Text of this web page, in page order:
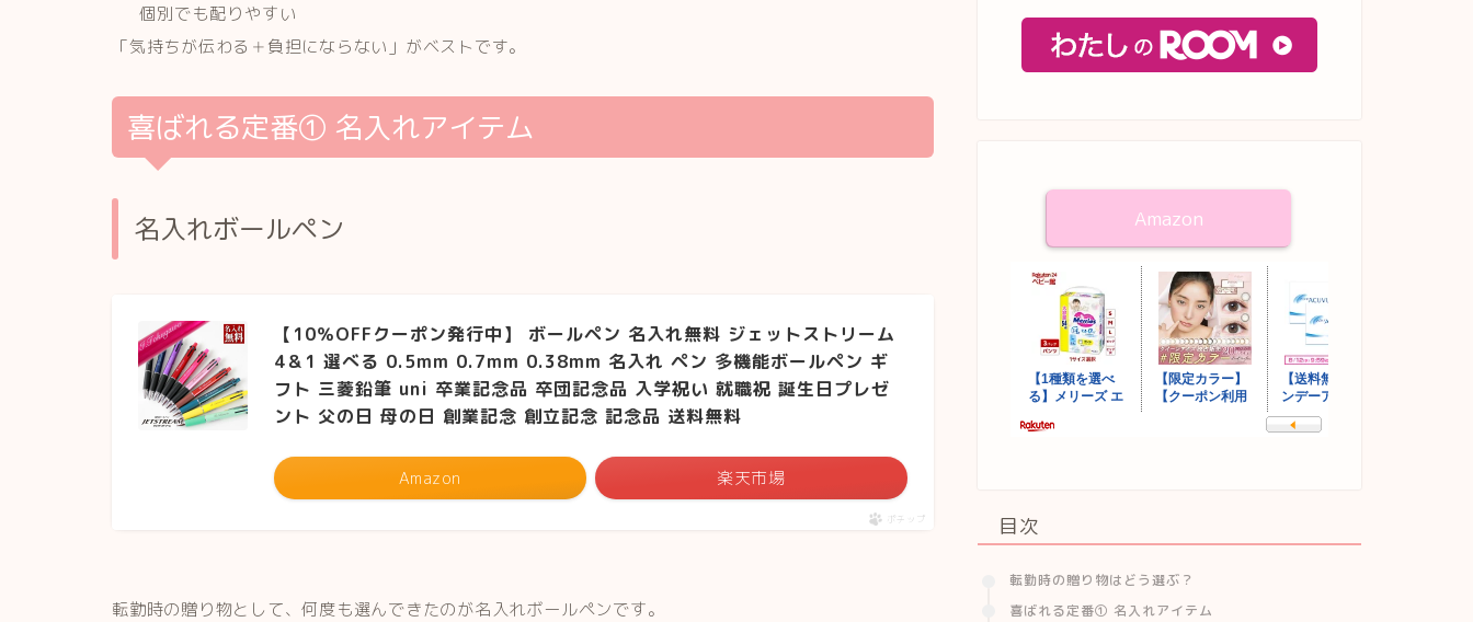
個別でも配りやすい
「気持ちが伝わる＋負担にならない」がベストです。
喜ばれる定番① 名入れアイテム
名入れボールペン
【10％OFFクーポン発行中】 ボールペン 名入れ無料 ジェットストリーム
4＆1 選べる 0.5mm 0.7mm 0.38mm 名入れ ペン 多機能ボールペン ギ
フト 三菱鉛筆 uni 卒業記念品 卒団記念品 入学祝い 就職祝 誕生日プレゼ
ント 父の日 母の日 創業記念 創立記念 記念品 送料無料
Amazon 楽天市場
ポチップ
転勤時の贈り物として、何度も選んできたのが名入れボールペンです。
Amazon
目次
転勤時の贈り物はどう選ぶ？
喜ばれる定番① 名入れアイテム